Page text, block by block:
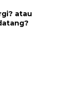
atau